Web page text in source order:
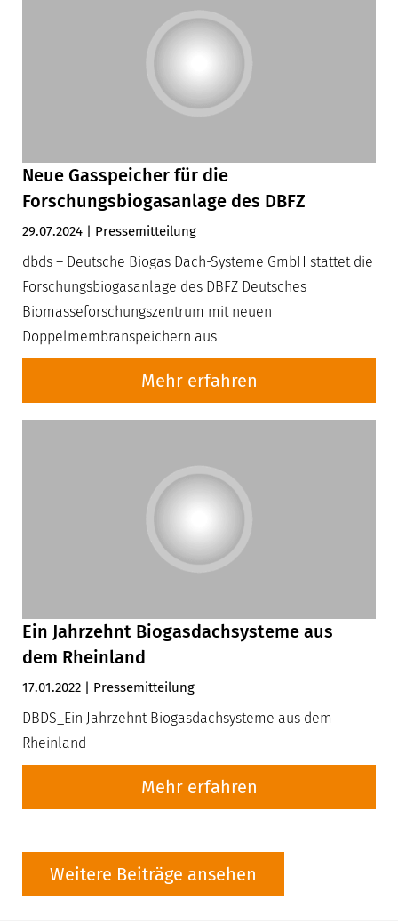
Neue Gasspeicher für die
Forschungsbiogasanlage des DBFZ
29.07.2024 | Pressemitteilung
dbds – Deutsche Biogas Dach-Systeme GmbH stattet die
Forschungsbiogasanlage des DBFZ Deutsches
Biomasseforschungszentrum mit neuen
Doppelmembranspeichern aus
Mehr erfahren
Ein Jahrzehnt Biogasdachsysteme aus
dem Rheinland
17.01.2022 | Pressemitteilung
DBDS_Ein Jahrzehnt Biogasdachsysteme aus dem
Rheinland
Mehr erfahren
Weitere Beiträge ansehen